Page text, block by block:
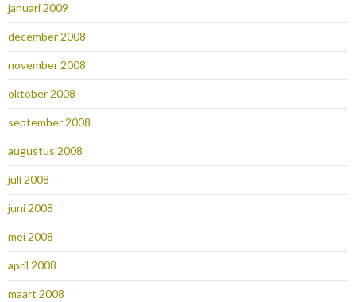
januari 2009
december 2008
november 2008
oktober 2008
september 2008
augustus 2008
juli 2008
juni 2008
mei 2008
april 2008
maart 2008